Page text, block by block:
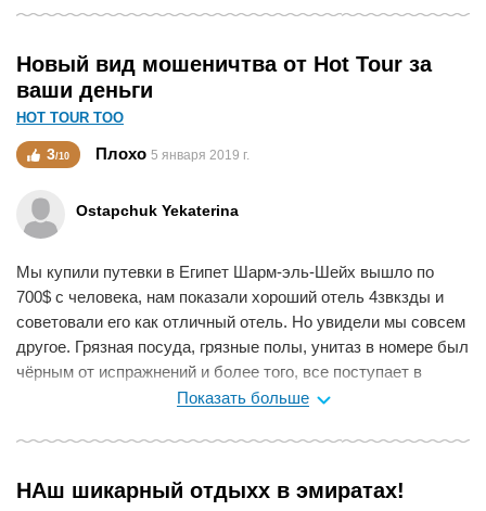
предложили нам этот тур, мы отлично провели время, жена
Придем к вам весной, планируем круиз.
Мне нравится 0
Новый вид мошеничтва от Hot Tour за
ваши деньги
HOT TOUR ТОО
3/10 Плохо 5 января 2019 г.
Ostapchuk Yekaterina
Мы купили путевки в Египет Шарм-эль-Шейх вышло по
700$ с человека, нам показали хороший отель 4звкзды и
советовали его как отличный отель. Но увидели мы совсем
другое. Грязная посуда, грязные полы, унитаз в номере был
чёрным от испражнений и более того, все поступает в
унитаз- вылеваетмя из-под него... в ванной чьи-то волосы,
картофель на грязной посуде, приборы все грязные.
оператор, отказалась переселять нас, только за доплату в
Показать больше
НАш шикарный отдыхх в эмиратах!